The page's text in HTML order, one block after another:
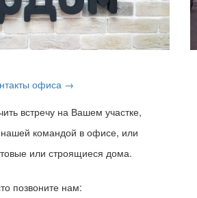
офиса →
встречу на Вашем участке,
нашей командой в офисе, или
или строящиеся дома.
позвоните нам: